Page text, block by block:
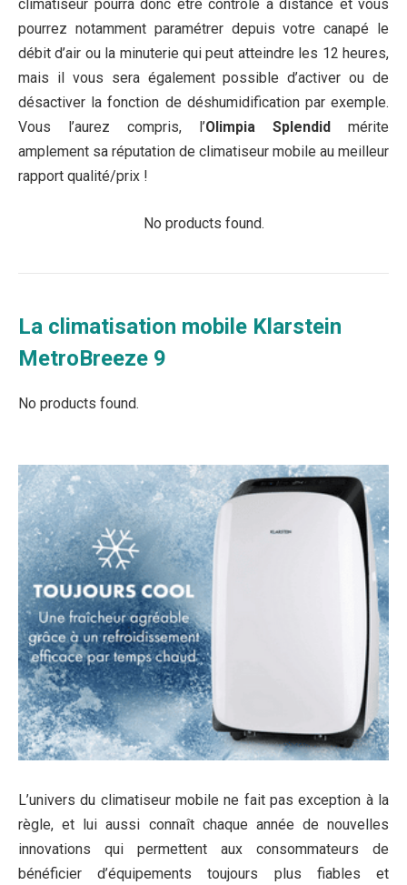
climatiseur pourra donc être contrôlé à distance et vous
pourrez notamment paramétrer depuis votre canapé le
débit d’air ou la minuterie qui peut atteindre les 12 heures,
mais il vous sera également possible d’activer ou de
désactiver la fonction de déshumidification par exemple.
Vous l’aurez compris, l’Olimpia Splendid
mérite
amplement sa réputation de climatiseur mobile au meilleur
rapport qualité/prix !
No products found.
La climatisation mobile Klarstein
MetroBreeze 9
No products found.
L’univers du climatiseur mobile ne fait pas exception à la
règle, et lui aussi connaît chaque année de nouvelles
innovations qui permettent aux consommateurs de
bénéficier d’équipements toujours plus fiables et